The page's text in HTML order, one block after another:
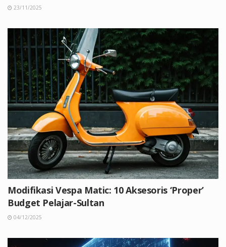
23/11/2025
Modifikasi Vespa Matic: 10 Aksesoris ‘Proper’
Budget Pelajar-Sultan
04/12/2025